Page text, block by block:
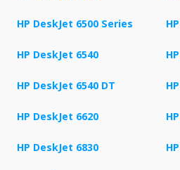
HP DeskJet 6500 Series
HP DeskJet 6540
HP DeskJet 6540 DT
HP DeskJet 6620
HP DeskJet 6830